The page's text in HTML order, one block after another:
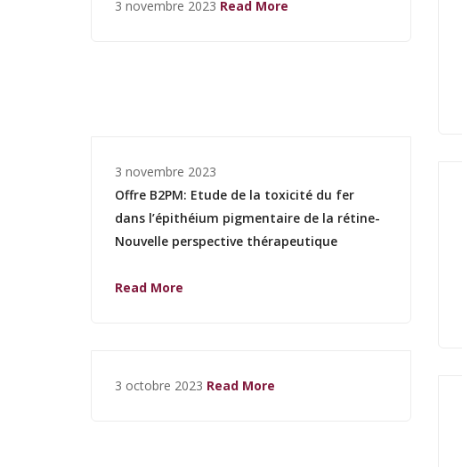
3 novembre 2023 Read More
3 novembre 2023
Offre B2PM: Etude de la toxicité du fer
dans l’épithéium pigmentaire de la rétine-
Nouvelle perspective thérapeutique
Read More
3 octobre 2023 Read More